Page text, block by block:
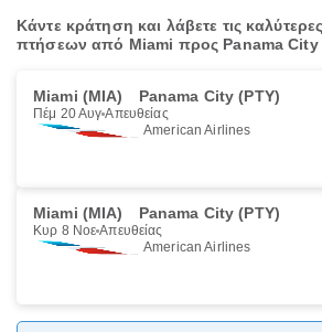
Κάντε κράτηση και λάβετε τις
πτήσεων από Miami προς Panama City
Miami (MIA) Panama City (PTY)
Πέμ 20 Αυγ Απευθείας
American Airlines
Miami (MIA) Panama City (PTY)
Κυρ 8 Νοε Απευθείας
American Airlines